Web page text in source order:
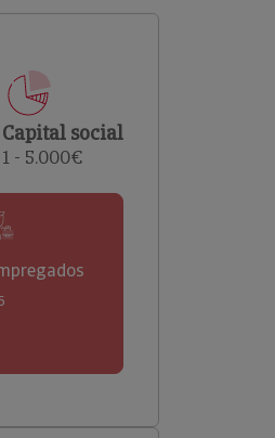
o risco de incumprimento dos
Capital social
1 - 5.000€